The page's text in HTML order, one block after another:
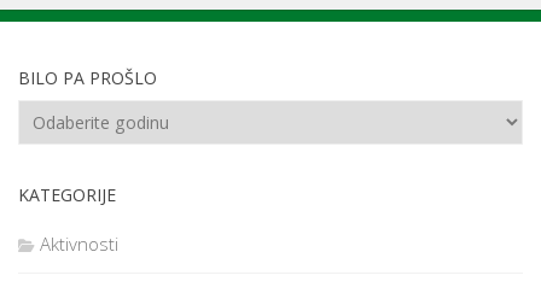
BILO PA PROŠLO
KATEGORIJE
Aktivnosti